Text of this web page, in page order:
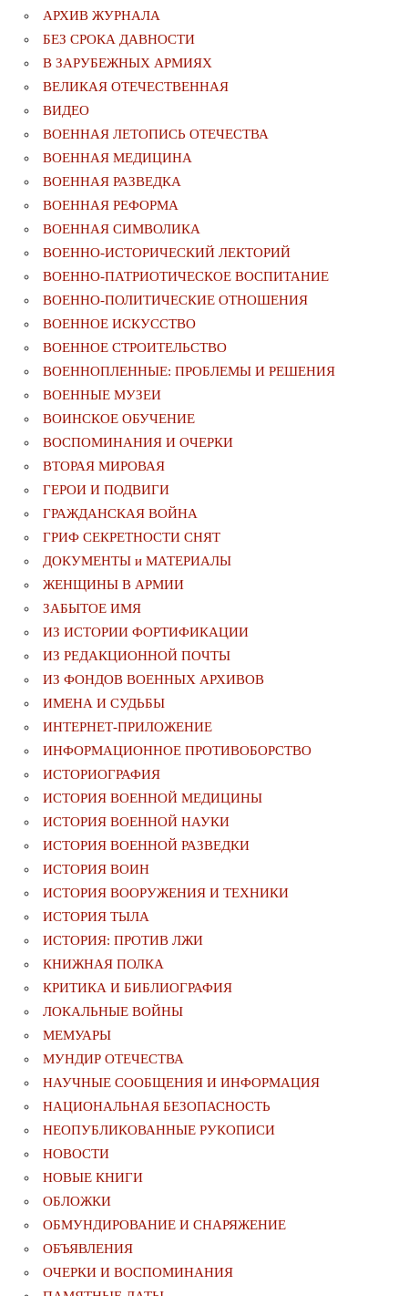
АРХИВ ЖУРНАЛА
БЕЗ СРОКА ДАВНОСТИ
В ЗАРУБЕЖНЫХ АРМИЯХ
ВЕЛИКАЯ ОТЕЧЕСТВЕННАЯ
ВИДЕО
ВОЕННАЯ ЛЕТОПИСЬ ОТЕЧЕСТВА
ВОЕННАЯ МЕДИЦИНА
ВОЕННАЯ РАЗВЕДКА
ВОЕННАЯ РЕФОРМА
ВОЕННАЯ СИМВОЛИКА
ВОЕННО-ИСТОРИЧЕСКИЙ ЛЕКТОРИЙ
ВОЕННО-ПАТРИОТИЧЕСКОЕ ВОСПИТАНИЕ
ВОЕННО-ПОЛИТИЧЕСКИE ОТНОШЕНИЯ
ВОЕННОЕ ИСКУССТВО
ВОЕННОЕ СТРОИТЕЛЬСТВО
ВОЕННОПЛЕННЫЕ: ПРОБЛЕМЫ И РЕШЕНИЯ
ВОЕННЫЕ МУЗЕИ
ВОИНСКОЕ ОБУЧЕНИЕ
ВОСПОМИНАНИЯ И ОЧЕРКИ
ВТОРАЯ МИРОВАЯ
ГЕРОИ И ПОДВИГИ
ГРАЖДАНСКАЯ ВОЙНА
ГРИФ СЕКРЕТНОСТИ СНЯТ
ДОКУМЕНТЫ и МАТЕРИАЛЫ
ЖЕНЩИНЫ В АРМИИ
ЗАБЫТОЕ ИМЯ
ИЗ ИСТОРИИ ФОРТИФИКАЦИИ
ИЗ РЕДАКЦИОННОЙ ПОЧТЫ
ИЗ ФОНДОВ ВОЕННЫХ АРХИВОВ
ИМЕНА И СУДЬБЫ
ИНТЕРНЕТ-ПРИЛОЖЕНИЕ
ИНФОРМАЦИОННОЕ ПРОТИВОБОРСТВО
ИСТОРИОГРАФИЯ
ИСТОРИЯ ВОЕННОЙ МЕДИЦИНЫ
ИСТОРИЯ ВОЕННОЙ НАУКИ
ИСТОРИЯ ВОЕННОЙ РАЗВЕДКИ
ИСТОРИЯ ВОИН
ИСТОРИЯ ВООРУЖЕНИЯ И ТЕХНИКИ
ИСТОРИЯ ТЫЛА
ИСТОРИЯ: ПРОТИВ ЛЖИ
КНИЖНАЯ ПОЛКА
КРИТИКА И БИБЛИОГРАФИЯ
ЛОКАЛЬНЫЕ ВОЙНЫ
МЕМУАРЫ
МУНДИР ОТЕЧЕСТВА
НАУЧНЫЕ СООБЩЕНИЯ И ИНФОРМАЦИЯ
НАЦИОНАЛЬНАЯ БЕЗОПАСНОСТЬ
НЕОПУБЛИКОВАННЫЕ РУКОПИСИ
НОВОСТИ
НОВЫЕ КНИГИ
ОБЛОЖКИ
ОБМУНДИРОВАНИЕ И СНАРЯЖЕНИЕ
ОБЪЯВЛЕНИЯ
ОЧЕРКИ И ВОСПОМИНАНИЯ